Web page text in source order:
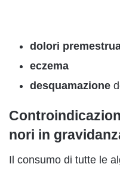
dolori
eczema
desquamazione
nori in
Il consumo di tutte le